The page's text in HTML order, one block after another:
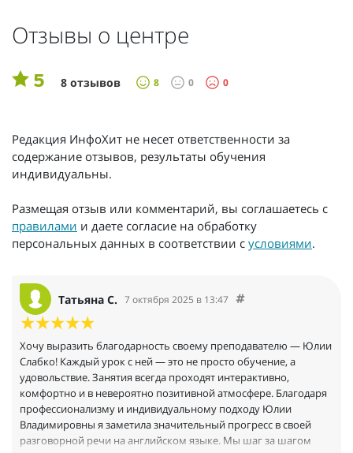
Отзывы о центре
5 8 отзывов 8 0 0
Редакция ИнфоХит не несет ответственности за
содержание отзывов, результаты обучения
индивидуальны.
Размещая отзыв или комментарий, вы соглашаетесь с
правилами и даете согласие на обработку
персональных данных в соответствии с условиями.
Татьяна С. 7 октября 2025 в 13:47
Хочу выразить благодарность своему преподавателю — Юлии
Слабко! Каждый урок с ней — это не просто обучение, а
удовольствие. Занятия всегда проходят интерактивно,
комфортно и в невероятно позитивной атмосфере. Благодаря
профессионализму и индивидуальному подходу Юлии
Владимировны я заметила значительный прогресс в своей
разговорной речи на английском языке. Мы шаг за шагом